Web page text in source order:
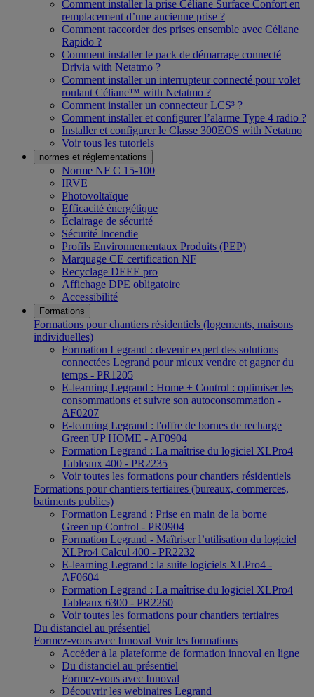
Comment installer la prise Céliane Surface Confort en
remplacement d’une ancienne prise ?
Comment raccorder des prises ensemble avec Céliane
Rapido ?
Comment installer le pack de démarrage connecté
Drivia with Netatmo ?
Comment installer un interrupteur connecté pour volet
roulant Céliane™ with Netatmo ?
Comment installer un connecteur LCS³ ?
Comment installer et configurer l’alarme Type 4 radio ?
Installer et configurer le Classe 300EOS with Netatmo
Voir tous les tutoriels
normes et réglementations
Norme NF C 15-100
IRVE
Photovoltaïque
Efficacité énergétique
Éclairage de sécurité
Sécurité Incendie
Profils Environnementaux Produits (PEP)
Marquage CE certification NF
Recyclage DEEE pro
Affichage DPE obligatoire
Accessibilité
Formations
Formations pour chantiers résidentiels (logements, maisons
individuelles)
Formation Legrand : devenir expert des solutions
connectées Legrand pour mieux vendre et gagner du
temps - PR1205
E-learning Legrand : Home + Control : optimiser les
consommations et suivre son autoconsommation -
AF0207
E-learning Legrand : l'offre de bornes de recharge
Green'UP HOME - AF0904
Formation Legrand : La maîtrise du logiciel XLPro4
Tableaux 400 - PR2235
Voir toutes les formations pour chantiers résidentiels
Formations pour chantiers tertiaires (bureaux, commerces,
batiments publics)
Formation Legrand : Prise en main de la borne
Green'up Control - PR0904
Formation Legrand - Maîtriser l’utilisation du logiciel
XLPro4 Calcul 400 - PR2232
E-learning Legrand : la suite logiciels XLPro4 -
AF0604
Formation Legrand : La maîtrise du logiciel XLPro4
Tableaux 6300 - PR2260
Voir toutes les formations pour chantiers tertiaires
Du distanciel au présentiel
Formez-vous avec Innoval Voir les formations
Accéder à la plateforme de formation innoval en ligne
Du distanciel au présentiel
Formez-vous avec Innoval
Découvrir les webinaires Legrand